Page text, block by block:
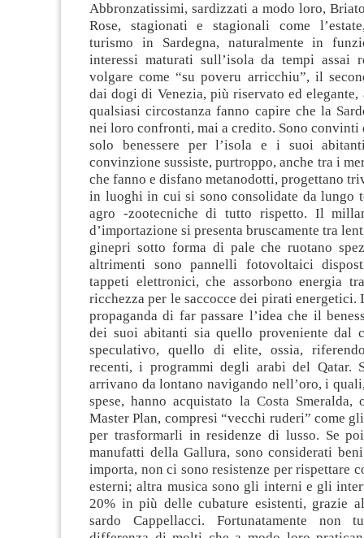
Abbronzatissimi, sardizzati a modo loro,
Rose, stagionati e stagionali come
turismo in Sardegna, naturalmente in
interessi maturati sull’isola da tempi assai
volgare come “su poveru arricchiu”, il
dai dogi di Venezia, più riservato ed elegante,
qualsiasi circostanza fanno capire che la
nei loro confronti, mai a credito. Sono convinti
solo benessere per l’isola e i suoi
convinzione sussiste, purtroppo, anche tra i
che fanno e disfano metanodotti, progettano
in luoghi in cui si sono consolidate da lungo
agro -zootecniche di tutto rispetto. Il
d’importazione si presenta bruscamente tra
ginepri sotto forma di pale che ruotano
altrimenti sono pannelli fotovoltaici
tappeti elettronici, che assorbono energia
ricchezza per le saccocce dei pirati energetici.
propaganda di far passare l’idea che il
dei suoi abitanti sia quello proveniente dal
speculativo, quello di elite, ossia,
recenti, i programmi degli arabi del Qatar.
arrivano da lontano navigando nell’oro, i
spese, hanno acquistato la Costa
Master Plan, compresi “vecchi ruderi” come
per trasformarli in residenze di lusso. Se
manufatti della Gallura, sono considerati
importa, non ci sono resistenze per rispettare
esterni; altra musica sono gli interni e gli
20% in più delle cubature esistenti, grazie
sardo Cappellacci. Fortunatamente